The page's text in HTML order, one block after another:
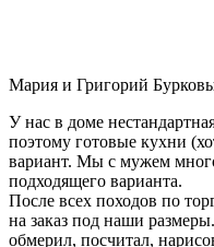
Мария и Григорий
У нас в доме
поэтому готовые кухни
вариант. Мы с мужем
подходящего варианта.
После всех походов по
на заказ под наши
обмерил, посчитал,